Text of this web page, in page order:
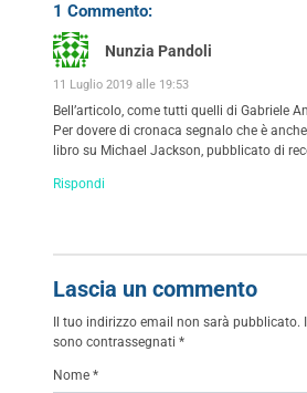
1 Commento:
Nunzia Pandoli
11 Luglio 2019 alle 19:53
Bell’articolo, come tutti quelli di Gabriele
Per dovere di cronaca segnalo che è
libro su Michael Jackson, pubblicato di
Rispondi
Lascia un commento
Il tuo indirizzo email non sarà pubblicato.
sono contrassegnati *
Nome *